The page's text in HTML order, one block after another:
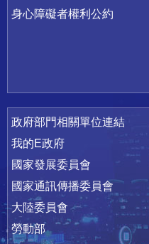
身心障礙者權利公約
政府部門相關單位連結
我的E政府
國家發展委員會
國家通訊傳播委員會
大陸委員會
勞動部